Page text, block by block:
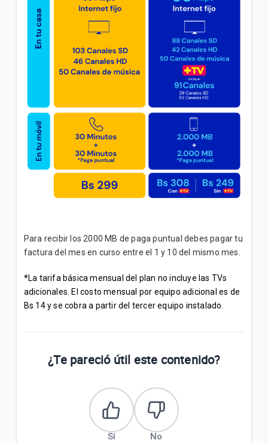
Para recibir los 2000 MB de paga puntual debes pagar tu
factura del mes en curso entre el 1 y 10 del mismo mes.
*La tarifa básica mensual del plan no incluye las TVs
adicionales. El costo mensual por equipo adicional es de
Bs 14 y se cobra a partir del tercer equipo instalado.
¿Te pareció útil este contenido?
Sí No